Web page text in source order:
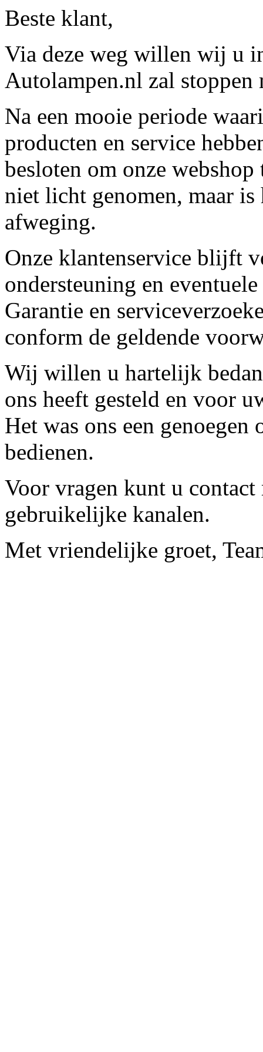
Beste klant,
Via deze weg willen wij u
Autolampen.nl zal stoppen
Na een mooie periode
producten en service
besloten om onze
niet licht genomen, maar
afweging.
Onze klantenservice blijft
ondersteuning en
Garantie en
conform de geldende
Wij willen u hartelijk
ons heeft gesteld en voor
Het was ons een
bedienen.
Voor vragen kunt u contact
gebruikelijke kanalen.
Met vriendelijke groet,